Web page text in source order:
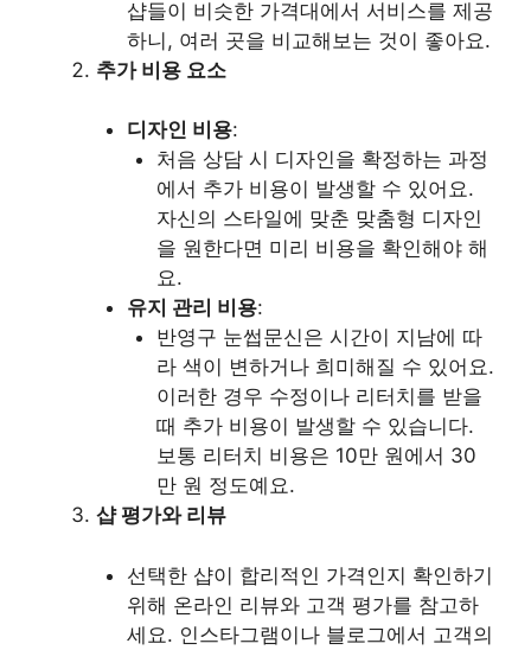
샵들이 비슷한 가격대에서 서비스를 제공
하니, 여러 곳을 비교해보는 것이 좋아요.
추가 비용 요소
디자인 비용:
처음 상담 시 디자인을 확정하는 과정
에서 추가 비용이 발생할 수 있어요.
자신의 스타일에 맞춘 맞춤형 디자인
을 원한다면 미리 비용을 확인해야 해
요.
유지 관리 비용:
반영구 눈썹문신은 시간이 지남에 따
라 색이 변하거나 희미해질 수 있어요.
이러한 경우 수정이나 리터치를 받을
때 추가 비용이 발생할 수 있습니다.
보통 리터치 비용은 10만 원에서 30
만 원 정도예요.
샵 평가와 리뷰
선택한 샵이 합리적인 가격인지 확인하기
위해 온라인 리뷰와 고객 평가를 참고하
세요. 인스타그램이나 블로그에서 고객의